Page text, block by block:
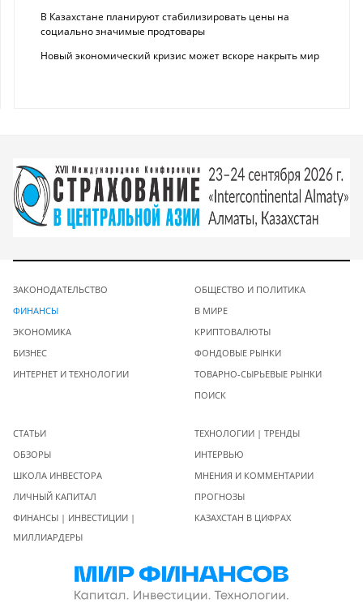
В Казахстане планируют стабилизировать цены на
социально значимые продтовары
Новый экономический кризис может вскоре накрыть мир
ЗАКОНОДАТЕЛЬСТВО
ФИНАНСЫ
ЭКОНОМИКА
БИЗНЕС
ИНТЕРНЕТ И ТЕХНОЛОГИИ
ОБЩЕСТВО И ПОЛИТИКА
В МИРЕ
КРИПТОВАЛЮТЫ
ФОНДОВЫЕ РЫНКИ
ТОВАРНО-СЫРЬЕВЫЕ РЫНКИ
ПОИСК
СТАТЬИ
ОБЗОРЫ
ШКОЛА ИНВЕСТОРА
ЛИЧНЫЙ КАПИТАЛ
ФИНАНСЫ | ИНВЕСТИЦИИ |
МИЛЛИАРДЕРЫ
ТЕХНОЛОГИИ | ТРЕНДЫ
ИНТЕРВЬЮ
МНЕНИЯ И КОММЕНТАРИИ
ПРОГНОЗЫ
КАЗАХСТАН В ЦИФРАХ